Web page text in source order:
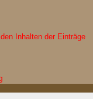
Inhalten der Einträge